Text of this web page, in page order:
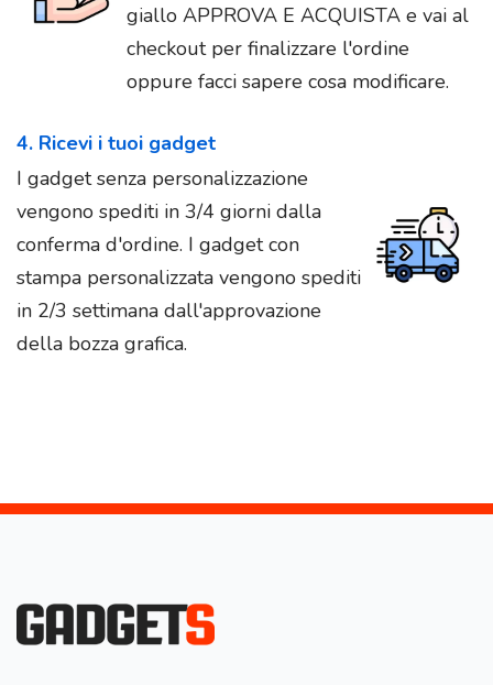
giallo APPROVA E ACQUISTA e vai al
checkout per finalizzare l'ordine
oppure facci sapere cosa modificare.
4. Ricevi i tuoi gadget
I gadget senza personalizzazione
vengono spediti in 3/4 giorni dalla
conferma d'ordine. I gadget con
stampa personalizzata vengono spediti
in 2/3 settimana dall'approvazione
della bozza grafica.